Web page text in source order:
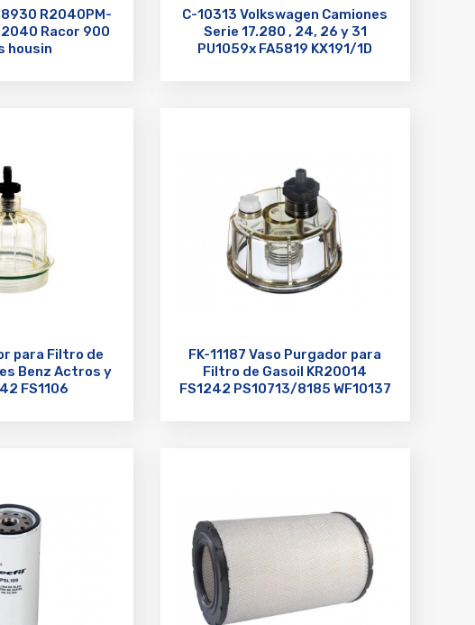
R2040PM-
Racor 900
housin
C-10313 Volkswagen Camiones
Serie 17.280 , 24, 26 y 31
PU1059x FA5819 KX191/1D
para Filtro de
Benz Actros y
FS1106
FK-11187 Vaso Purgador para
Filtro de Gasoil KR20014
FS1242 PS10713/8185 WF10137